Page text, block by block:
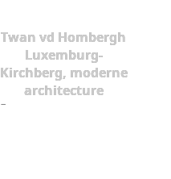
Twan vd Hombergh
Luxemburg-
Kirchberg, moderne
architecture